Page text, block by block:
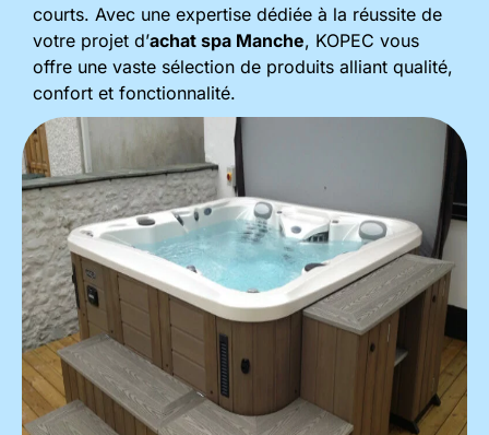
courts. Avec une expertise dédiée à la réussite de
votre projet d’achat spa Manche, KOPEC vous
offre une vaste sélection de produits alliant qualité,
confort et fonctionnalité.